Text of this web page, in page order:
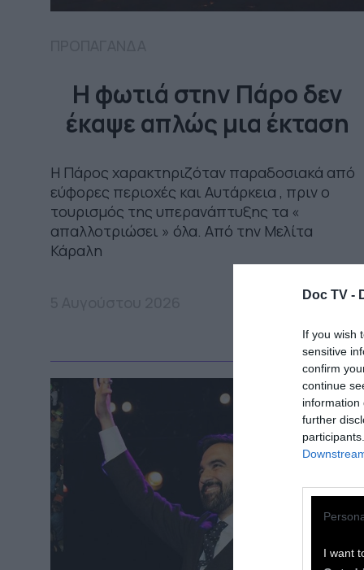
Doc TV -
If you wish
sensitive
confirm
continue
information
further
I want
Η φωτιά στην Πάρο δεν
έκαψε απλώς μια έκταση
Η Πάρος χαρακτηριζόταν παραδοσιακά από
εύφορες περιοχές και Αυτάρκεια , πριν ο
τουρισμός της υπερανάπτυξης τα «
απαλλοτριώσει » όλα. Από την Μελίτα
Κάραλη